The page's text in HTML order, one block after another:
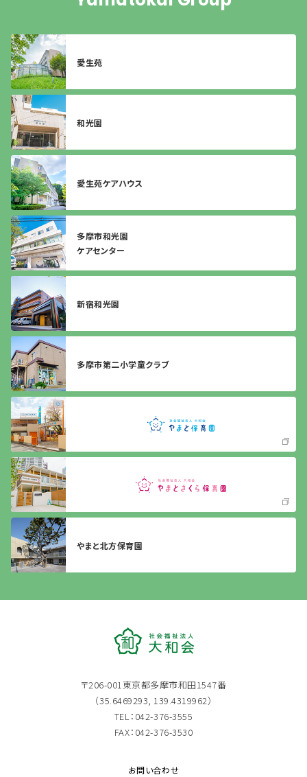
愛生苑
和光園
愛生苑ケアハウス
多摩市和光園
ケアセンター
新宿和光園
多摩市第二小学童クラブ
やまと北方保育園
〒206-001東京都多摩市和田1547番
（35.6469293, 139.4319962）
TEL：042-376-3555
FAX：042-376-3530
お問い合わせ